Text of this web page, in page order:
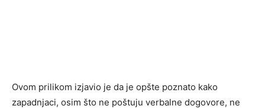
Ovom prilikom izjavio je da je opšte poznato kako
zapadnjaci, osim što ne poštuju verbalne dogovore, ne